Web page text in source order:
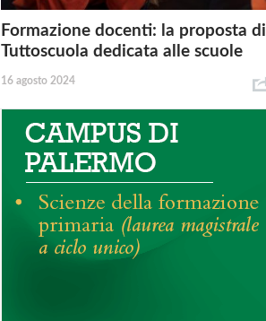
Formazione docenti: la proposta di
Tuttoscuola dedicata alle scuole
16 agosto 2024